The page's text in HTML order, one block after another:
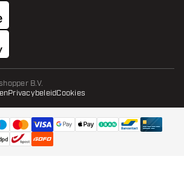
B.V.
PrivacybeleidCookies